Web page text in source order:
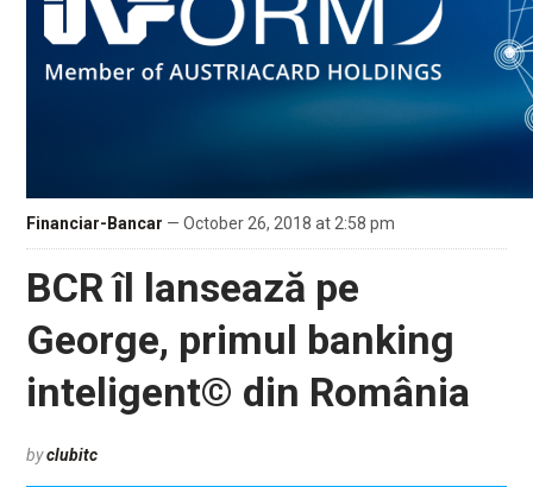
Financiar-Bancar — October 26, 2018 at 2:58 pm
BCR îl lansează pe
George, primul banking
inteligent© din România
byclubitc